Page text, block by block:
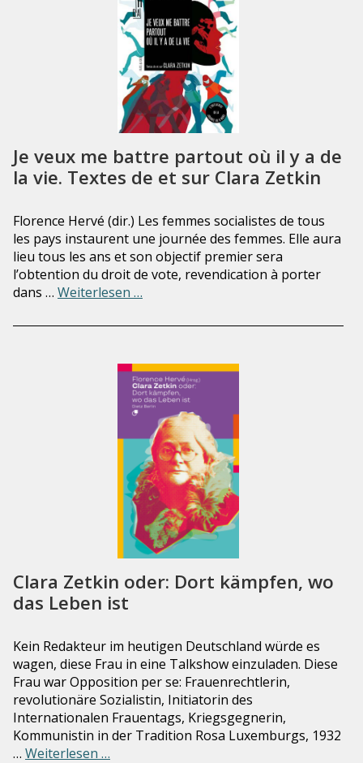
Je veux me battre partout où il y a de
la vie. Textes de et sur Clara Zetkin
Florence Hervé (dir.) Les femmes socialistes de tous
les pays instaurent une journée des femmes. Elle aura
lieu tous les ans et son objectif premier sera
l’obtention du droit de vote, revendication à porter
dans … Weiterlesen …
Clara Zetkin oder: Dort kämpfen, wo
das Leben ist
Kein Redakteur im heutigen Deutschland würde es
wagen, diese Frau in eine Talkshow einzuladen. Diese
Frau war Opposition per se: Frauenrechtlerin,
revolutionäre Sozialistin, Initiatorin des
Internationalen Frauentags, Kriegsgegnerin,
Kommunistin in der Tradition Rosa Luxemburgs, 1932
… Weiterlesen …